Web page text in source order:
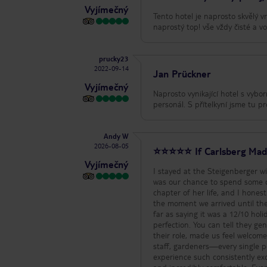
Vyjímečný
Tento hotel je naprosto skvělý
naprostý top! vše vždy čisté a
prucky23
2022-09-14
Vyjímečný
Jan Prückner
Naprosto vynikající hotel s
personál. S přítelkyní jsme tu
Andy W
2026-08-05
Vyjímečný
⭐⭐⭐⭐⭐ If Carlsberg
I stayed at the Steigenberger
was our chance to spend
chapter of her life, and I honestly couldn’t
the moment we arrived until
far as saying it was a 12/10 holiday. The management deserve enormous credit because this
perfection. You can tell they
their role, made us feel
staff, gardeners—every single
experience such consistently exceptional